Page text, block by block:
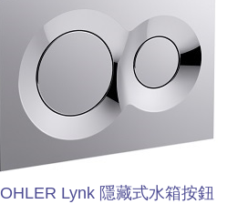
Lynk 隱藏式水箱按鈕